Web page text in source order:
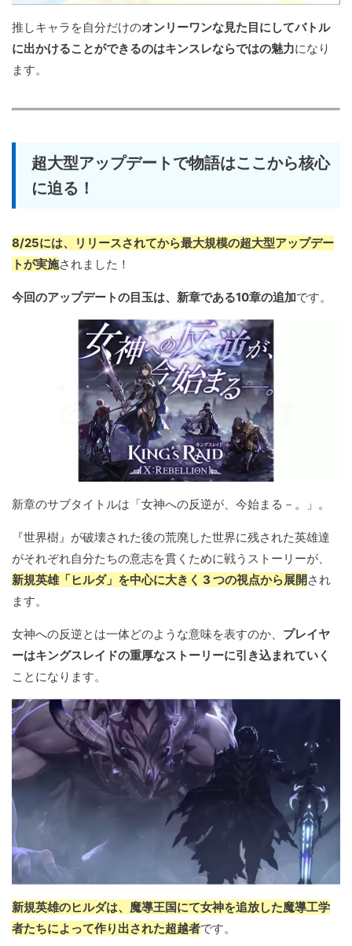
推しキャラを自分だけのオンリーワンな見た目にしてバトル
に出かけることができるのはキンスレならではの魅力になり
ます。
超大型アップデートで物語はここから核心
に迫る！
8/25には、リリースされてから最大規模の超大型アップデー
トが実施されました！
今回のアップデートの目玉は、新章である10章の追加です。
新章のサブタイトルは「女神への反逆が、今始まる－。」。
『世界樹』が破壊された後の荒廃した世界に残された英雄達
がそれぞれ自分たちの意志を貫くために戦うストーリーが、
新規英雄「ヒルダ」を中心に大きく 3 つの視点から展開 され
ます。
女神への反逆とは一体どのような意味を表すのか、 プレイヤ
ーはキングスレイドの重厚なストーリーに引き込まれていく
ことになります。
新規英雄のヒルダは、魔導王国にて女神を追放した魔導工学
者たちによって作り出された超越者です。